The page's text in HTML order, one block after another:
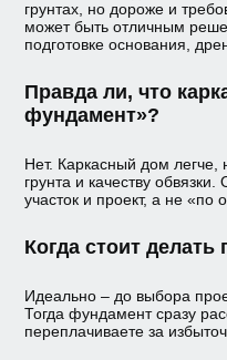
грунтах, но дороже и
может быть отличным
подготовке основания,
Правда ли, что
фундамент»?
Нет. Каркасный дом легче,
грунта и качеству
участок и проект, а не «по
Когда стоит делать
Идеально – до выбора
Тогда фундамент сразу
переплачиваете за